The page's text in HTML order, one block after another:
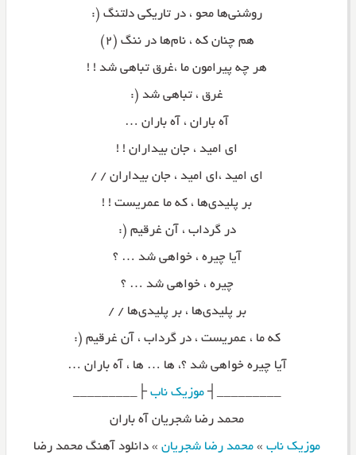
روشنی‌ها محو ، در تاریکی دلتنگ (:
هم چنان‌ که ، نام‌ها در ننگ (۲)
هر چه پیرامون ما ،غرق تباهی شد ! !
غرق ، تباهی شد (:
آه باران ، آه باران …
ای امید ، جان بیداران ! !
ای امید ،ای امید ، جان بیداران / /
بر پلیدی‌ها ، که ما عمریست ! !
در گرداب ، آن غرقیم (:
آیا چیره ، خواهی شد … ؟
چیره ، خواهی شد … ؟
بر پلیدی‌ها ، بر پلیدی‌ها / /
که ما ، عمریست ، در گرداب ، آن غرقیم (:
آیا چیره خواهی شد ؟، ها … ها ، آه باران …
_________┤موزیک ناب├_________
محمد رضا شجریان آه باران
موزیک ناب» محمد رضا شجریان» دانلود آهنگ محمد رضا